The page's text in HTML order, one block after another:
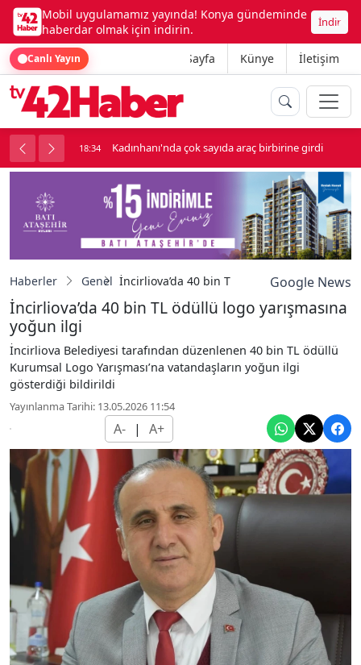
Mobil uygulamamız yayında! Konya gündeminde
haberdar olmak için indirin.
İndir
Canlı Yayın Ana Sayfa Künye İletişim
soygun 18:34 Kadınhanı'nda çok sayıda araç birbirine girdi
Haberler Genel İncirliova’da 40 bin TL ödüllü logoGoogle News
İncirliova’da 40 bin TL ödüllü logo yarışmasına
yoğun ilgi
İncirliova Belediyesi tarafından düzenlenen 40 bin TL ödüllü
Kurumsal Logo Yarışması’na vatandaşların yoğun ilgi
gösterdiği bildirildi
Yayınlanma Tarihi: 13.05.2026 11:54
A- | A+